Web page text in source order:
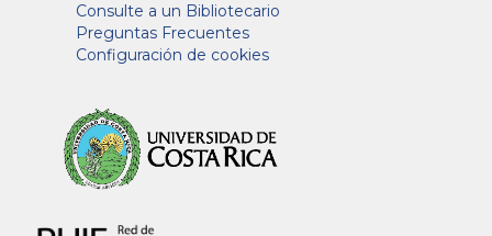
Consulte a un Bibliotecario
Preguntas Frecuentes
Configuración de cookies